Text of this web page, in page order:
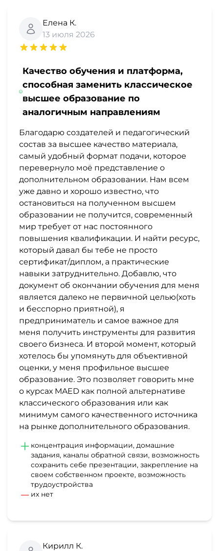
Елена К.
13 июля 2026
Качество обучения и платформа,
способная заменить классическое
высшее образование по
аналогичным направлениям
Благодарю создателей и педагогический
состав за высшее качество материала,
самый удобный формат подачи, которое
перевернуло моё представление о
дополнительном образовании. Нам всем
уже давно и хорошо известно, что
остановиться на полученном высшем
образовании не получится, современный
мир требует от нас постоянного
повышения квалификации. И найти ресурс,
который давал бы тебе не просто
сертификат/диплом, а практические
навыки затруднительно. Добавлю, что
документ об окончании обучения для меня
является далеко не первичной целью(хоть
и бесспорно приятной), я
предприниматель и самое важное для
меня получить инструменты для развития
своего бизнеса. И второй момент, который
хотелось бы упомянуть для объективной
оценки, у меня профильное высшее
образование. Это позволяет говорить мне
о курсах MAED как полной альтернативе
классического образования или как
минимум самого качественного источника
на рынке дополнительного образования.
концентрация информации, домашние
задания, каналы обратной связи, возможность
сохранить себе презентации, закрепление на
своем собственном проекте, возможность
трудоустройства
их нет
Кирилл К.